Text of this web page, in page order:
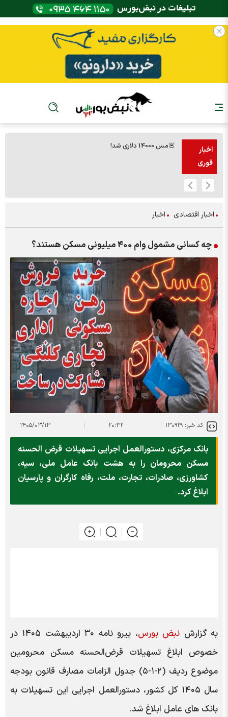
اخبار
فوری
🚨مس 14000 دلاری شد!
اخبار اقتصادی اخبار
چه کسانی مشمول وام 400 میلیونی مسکن هستند؟
کد خبر: ۱۳۰۹۲۹ ۲۰:۳۲ ۱۴۰۵/۰۳/۱۳
بانک مرکزی، دستورالعمل اجرایی تسهیلات قرض الحسنه
مسکن محرومان را به هشت بانک عامل ملی، سپه،
کشاورزی، صادرات، تجارت، ملت، رفاه کارگران و پارسیان
ابلاغ کرد.
به گزارش نبض بورس
، پیرو نامه ۳۰ اردیبهشت ۱۴۰۵ در
خصوص ابلاغ تسهیلات قرض‌الحسنه مسکن محرومین
موضوع ردیف (۲‏‏‏‏‏‏‏‏‏‏‏‏‏‏‏‏‏‏‏‏‏‏‏‏‏‏‏‏‏‏‏‏‏‏‏‏-۱‏‏‏‏‏‏‏‏‏‏‏‏‏‏‏‏‏‏‏‏‏‏‏‏‏‏‏‏‏‏‏‏‏‏‏‏-۵) جدول الزامات مصارف قانون بودجه
سال ۱۴۰۵ کل کشور، دستورالعمل اجرایی این تسهیلات به
بانک های عامل ابلاغ شد.